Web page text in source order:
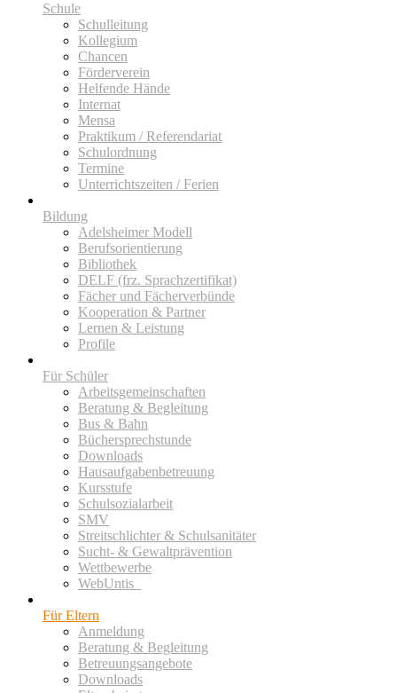
Schule
Schulleitung
Kollegium
Chancen
Förderverein
Helfende Hände
Internat
Mensa
Praktikum / Referendariat
Schulordnung
Termine
Unterrichtszeiten / Ferien
Bildung
Adelsheimer Modell
Berufsorientierung
Bibliothek
DELF (frz. Sprachzertifikat)
Fächer und Fächerverbünde
Kooperation & Partner
Lernen & Leistung
Profile
Für Schüler
Arbeitsgemeinschaften
Beratung & Begleitung
Bus & Bahn
Büchersprechstunde
Downloads
Hausaufgabenbetreuung
Kursstufe
Schulsozialarbeit
SMV
Streitschlichter & Schulsanitäter
Sucht- & Gewaltprävention
Wettbewerbe
WebUntis_
Für Eltern
Anmeldung
Beratung & Begleitung
Betreuungsangebote
Downloads